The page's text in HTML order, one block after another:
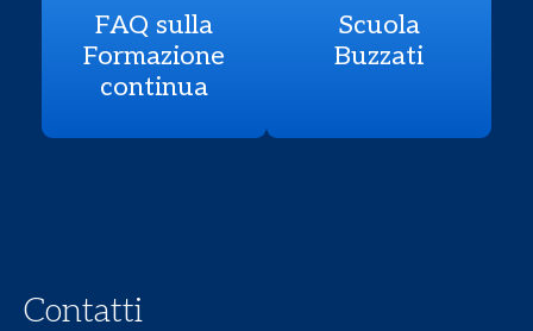
FAQ sulla
Formazione
continua
Scuola
Buzzati
Contatti